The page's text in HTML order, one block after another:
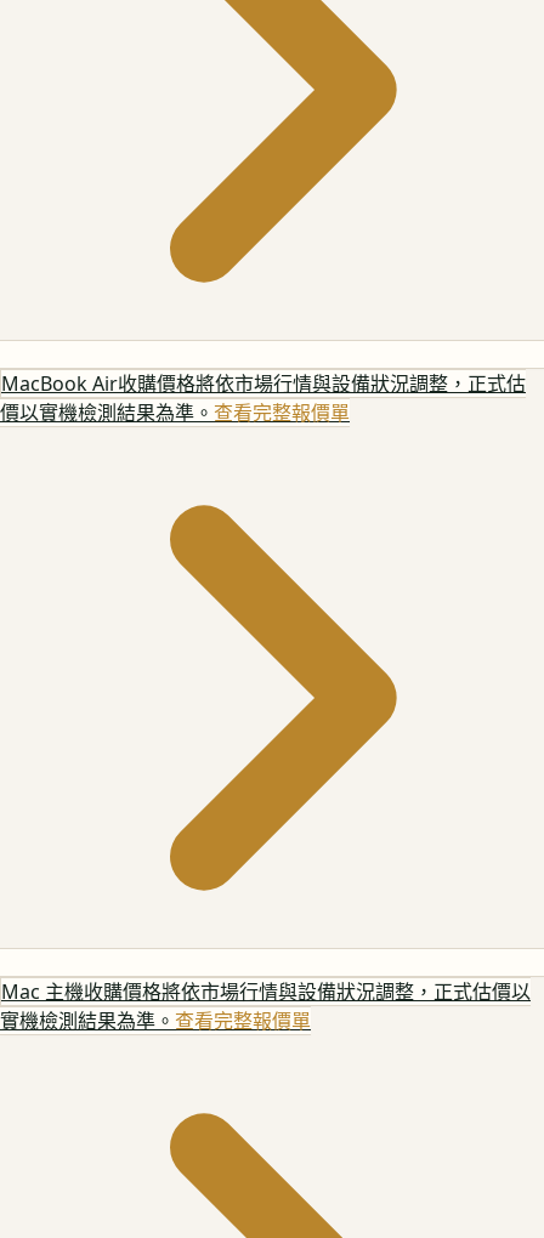
MacBook Air收購價格將依市場行情與設備狀況調整，正式估
價以實機檢測結果為準。 查看完整報價單
Mac 主機收購價格將依市場行情與設備狀況調整，正式估價以
實機檢測結果為準。 查看完整報價單